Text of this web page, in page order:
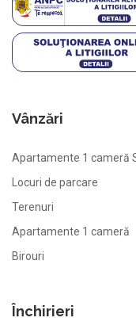
Vânzări
Apartamente 1 cameră
Locuri de parcare
Terenuri
Apartamente 1 cameră
Birouri
Închirieri